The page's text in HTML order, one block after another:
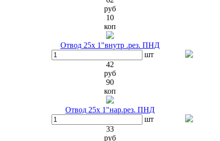
руб
10
коп
Отвод 25х 1"внутр .рез. ПНД
шт
42
руб
90
коп
Отвод 25х 1"нар.рез. ПНД
шт
33
руб